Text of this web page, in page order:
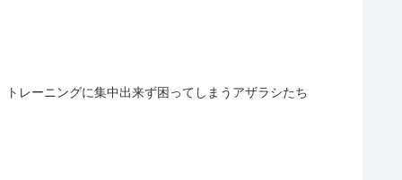
レーニングに集中出来ず困ってしまうアザラシたち